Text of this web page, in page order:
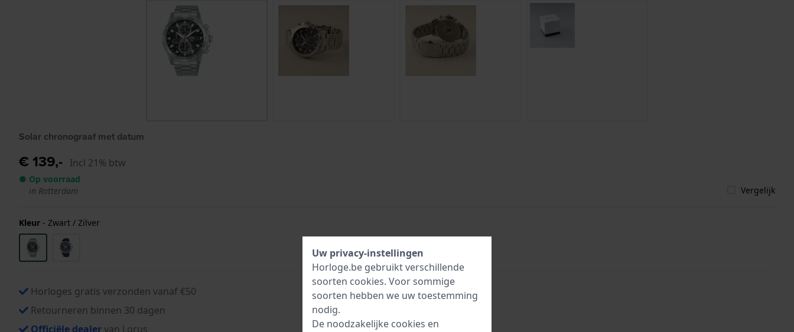
Solar chronograaf met datum
€ 139,- Incl 21% btw
● Op voorraad
in Rotterdam
Vergelijk
Kleur - Zwart / Zilver
Horloges gratis verzonden vanaf €50
Retourneren binnen 30 dagen
Officiële dealervan Lorus
Uw privacy-instellingen
Horloge.be gebruikt verschillende
soorten cookies. Voor sommige
soorten hebben we uw toestemming
nodig.
De noodzakelijke cookies en